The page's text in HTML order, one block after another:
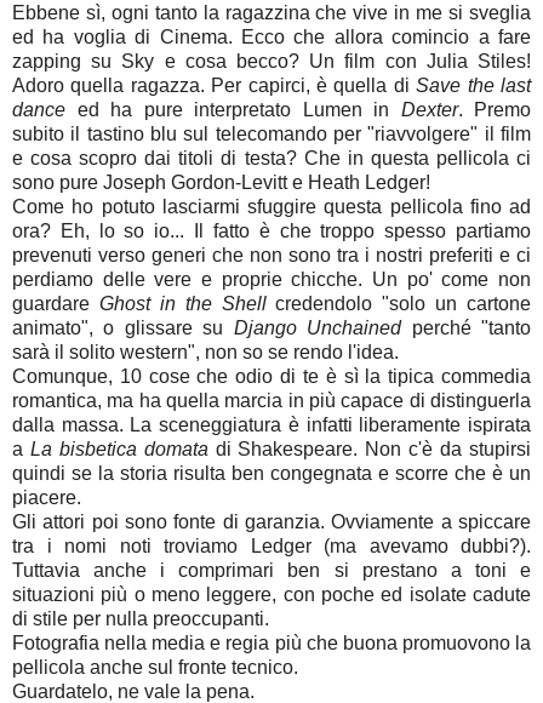
Ebbene sì, ogni tanto la ragazzina che vive in me si sveglia
ed ha voglia di Cinema. Ecco che allora comincio a fare
zapping su Sky e cosa becco? Un film con Julia Stiles!
Adoro quella ragazza. Per capirci, è quella diSave the last
dance ed ha pure interpretato Lumen in Dexter. Premo
subito il tastino blu sul telecomando per "riavvolgere" il film
e cosa scopro dai titoli di testa? Che in questa pellicola ci
sono pure Joseph Gordon-Levitt e Heath Ledger!
Come ho potuto lasciarmi sfuggire questa pellicola fino ad
ora? Eh, lo so io... Il fatto è che troppo spesso partiamo
prevenuti verso generi che non sono tra i nostri preferiti e ci
perdiamo delle vere e proprie chicche. Un po' come non
guardare Ghost in the Shellcredendolo "solo un cartone
animato", o glissare su Django Unchainedperché "tanto
sarà il solito western", non so se rendo l'idea.
Comunque, 10 cose che odio di te è sì la tipica commedia
romantica, ma ha quella marcia in più capace di distinguerla
dalla massa. La sceneggiatura è infatti liberamente ispirata
a La bisbetica domata di Shakespeare. Non c'è da stupirsi
quindi se la storia risulta ben congegnata e scorre che è un
piacere.
Gli attori poi sono fonte di garanzia. Ovviamente a spiccare
tra i nomi noti troviamo Ledger (ma avevamo dubbi?).
Tuttavia anche i comprimari ben si prestano a toni e
situazioni più o meno leggere, con poche ed isolate cadute
di stile per nulla preoccupanti.
Fotografia nella media e regia più che buona promuovono la
pellicola anche sul fronte tecnico.
Guardatelo, ne vale la pena.